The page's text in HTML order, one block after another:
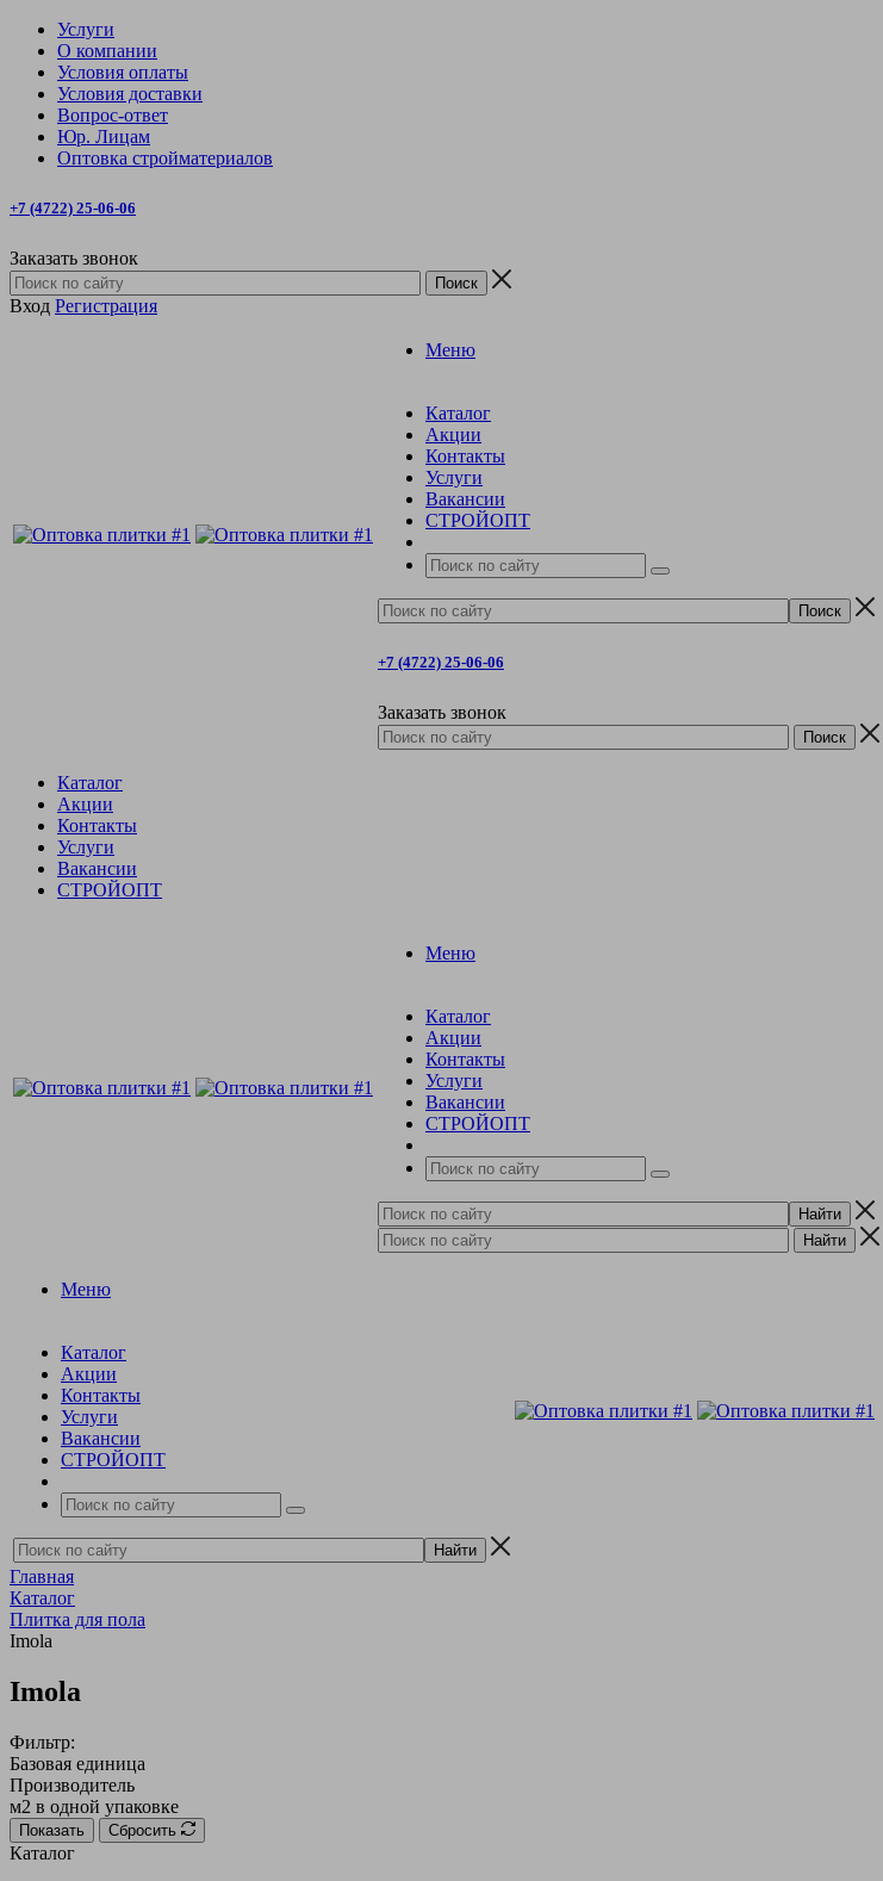
Услуги
О компании
Условия оплаты
Условия доставки
Вопрос-ответ
Юр. Лицам
Оптовка стройматериалов
+7 (4722) 25-06-06
Заказать звонок
Вход Регистрация
Меню
Каталог
Акции
Контакты
Услуги
Вакансии
СТРОЙОПТ
+7 (4722) 25-06-06
Заказать звонок
Каталог
Акции
Контакты
Услуги
Вакансии
СТРОЙОПТ
Меню
Каталог
Акции
Контакты
Услуги
Вакансии
СТРОЙОПТ
Меню
Каталог
Акции
Контакты
Услуги
Вакансии
СТРОЙОПТ
Главная
Каталог
Плитка для пола
Imola
Imola
Фильтр:
Базовая единица
Производитель
м2 в одной упаковке
Показать Сбросить
Каталог